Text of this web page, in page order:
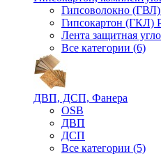
Гипсоволокно
Гипсокартон (ГКЛ)
Лента защитная
Все категории (6)
ДВП, ДСП, Фанера
OSB
ДВП
ДСП
Все категории (5)